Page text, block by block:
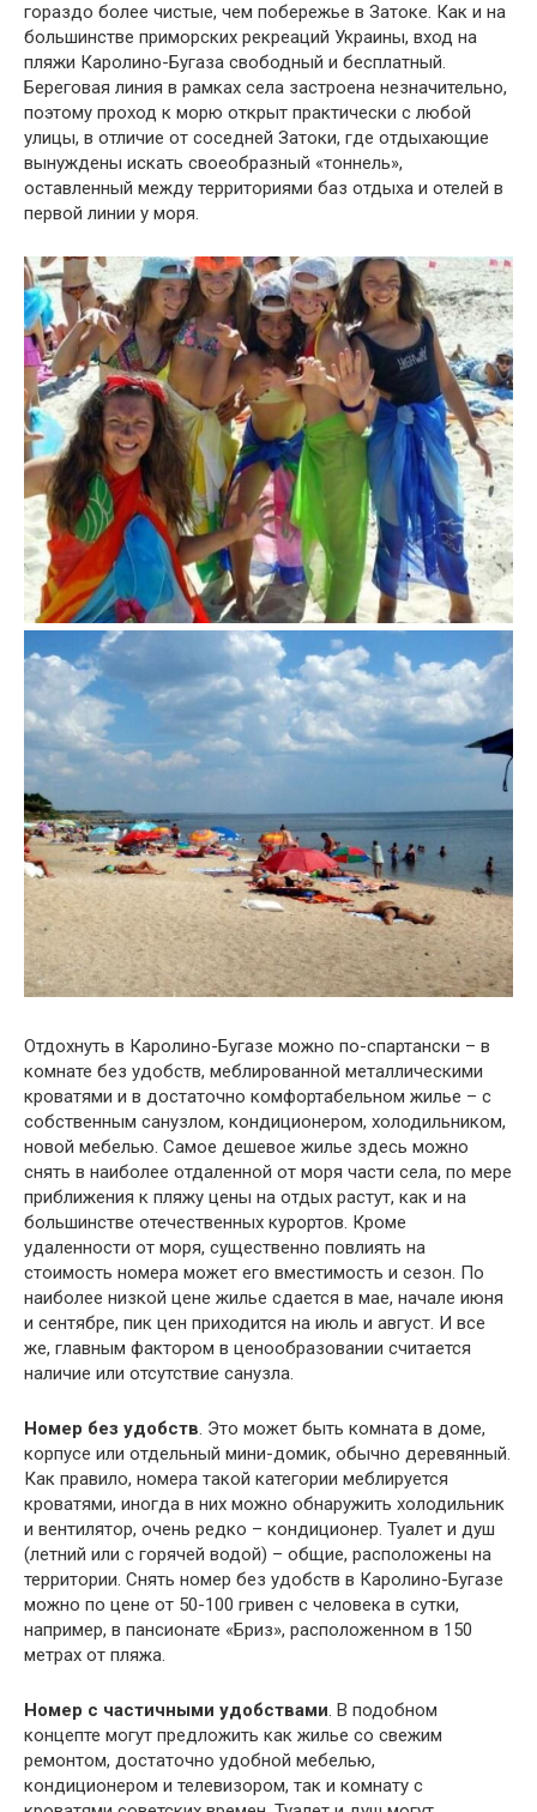
гораздо более чистые, чем побережье в Затоке. Как и на
большинстве приморских рекреаций Украины, вход на
пляжи Каролино-Бугаза свободный и бесплатный.
Береговая линия в рамках села застроена незначительно,
поэтому проход к морю открыт практически с любой
улицы, в отличие от соседней Затоки, где отдыхающие
вынуждены искать своеобразный «тоннель»,
оставленный между территориями баз отдыха и отелей в
первой линии у моря.
Отдохнуть в Каролино-Бугазе можно по-спартански – в
комнате без удобств, меблированной металлическими
кроватями и в достаточно комфортабельном жилье – с
собственным санузлом, кондиционером, холодильником,
новой мебелью. Самое дешевое жилье здесь можно
снять в наиболее отдаленной от моря части села, по мере
приближения к пляжу цены на отдых растут, как и на
большинстве отечественных курортов. Кроме
удаленности от моря, существенно повлиять на
стоимость номера может его вместимость и сезон. По
наиболее низкой цене жилье сдается в мае, начале июня
и сентябре, пик цен приходится на июль и август. И все
же, главным фактором в ценообразовании считается
наличие или отсутствие санузла.
Номер без удобств. Это может быть комната в доме,
корпусе или отдельный мини-домик, обычно деревянный.
Как правило, номера такой категории меблируется
кроватями, иногда в них можно обнаружить холодильник
и вентилятор, очень редко – кондиционер. Туалет и душ
(летний или с горячей водой) – общие, расположены на
территории. Снять номер без удобств в Каролино-Бугазе
можно по цене от 50-100 гривен с человека в сутки,
например, в пансионате «Бриз», расположенном в 150
метрах от пляжа.
Номер с частичными удобствами. В подобном
концепте могут предложить как жилье со свежим
ремонтом, достаточно удобной мебелью,
кондиционером и телевизором, так и комнату с